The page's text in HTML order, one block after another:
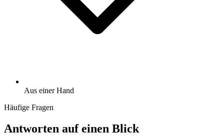
Aus einer Hand
Häufige Fragen
Antworten auf einen Blick